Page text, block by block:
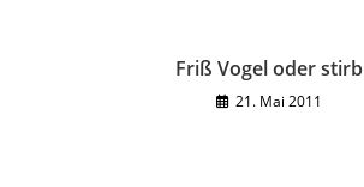
Friß Vogel oder stirb
21. Mai 2011